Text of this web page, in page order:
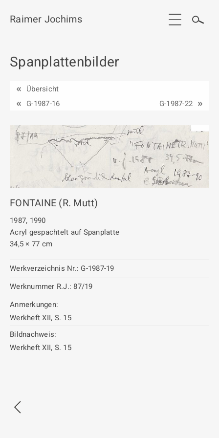
Start
Werkgruppen / Work groups
Ausstellungen
Vita
Kontakt
Raimer Jochims
Spanplattenbilder
Übersicht
G-1987-16
G-1987-22
FONTAINE (R. Mutt)
1987, 1990
Acryl gespachtelt auf Spanplatte
34,5 × 77 cm
Werkverzeichnis Nr.: G-1987-19
Werknummer R.J.: 87/19
Anmerkungen:
Werkheft XII, S. 15
Bildnachweis:
Werkheft XII, S. 15